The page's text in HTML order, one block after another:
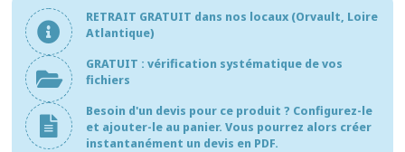
RETRAIT GRATUIT dans nos locaux (Orvault, Loire
Atlantique)
GRATUIT : vérification systématique de vos
fichiers
Besoin d'un devis pour ce produit ? Configurez-le
et ajouter-le au panier. Vous pourrez alors créer
instantanément un devis en PDF.